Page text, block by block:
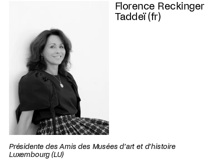
Florence Reckinger
Taddeï (fr)
Présidente des Amis des Musées d’art et d’histoire
Luxembourg (LU)